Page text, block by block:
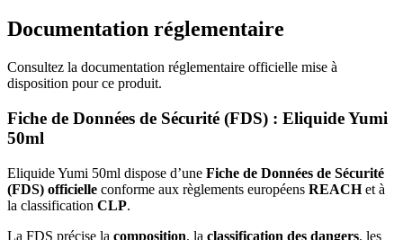
Documentation réglementaire
Consultez la documentation réglementaire officielle mise à
disposition pour ce produit.
Fiche de Données de Sécurité (FDS) : Eliquide Yumi
50ml
Eliquide Yumi 50ml dispose d’une Fiche de Données de Sécurité
(FDS) officielle conforme aux règlements européens REACHet à
la classification CLP.
La FDS précise la composition, la classification des dangers, les